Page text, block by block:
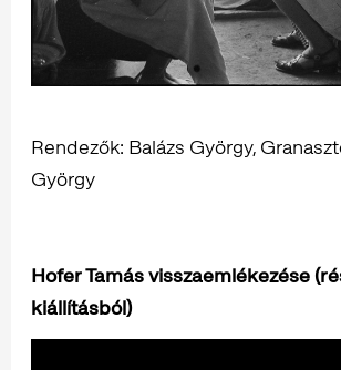
Rendezők: Balázs György,
György
Hofer Tamás visszaemlékezése
kiállításból)